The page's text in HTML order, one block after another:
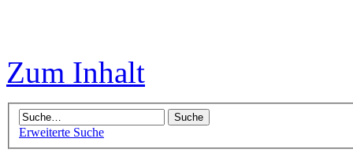
Zum Inhalt
Erweiterte Suche